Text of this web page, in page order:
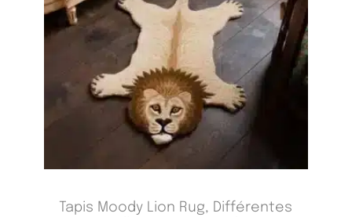
Tapis Moody Lion Rug, Différentes